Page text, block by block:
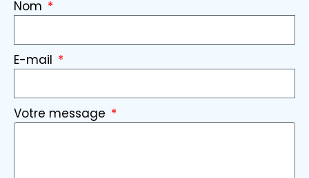
Nom
E-mail
Votre message